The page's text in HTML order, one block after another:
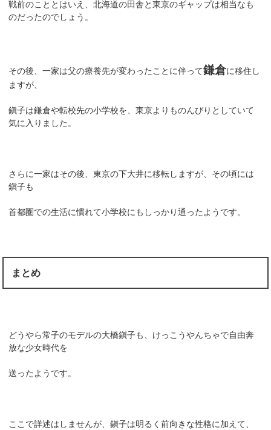
戦前のこととはいえ、北海道の田舎と東京のギャップは相当なも
のだったのでしょう。
その後、一家は父の療養先が変わったことに伴って鎌倉に移住し
ますが、
鎭子は鎌倉や転校先の小学校を、東京よりものんびりとしていて
気に入りました。
さらに一家はその後、東京の下大井に移転しますが、その頃には
鎭子も
首都圏での生活に慣れて小学校にもしっかり通ったようです。
まとめ
どうやら常子のモデルの大橋鎭子も、けっこうやんちゃで自由奔
放な少女時代を
送ったようです。
ここで詳述はしませんが、鎭子は明るく前向きな性格に加えて、